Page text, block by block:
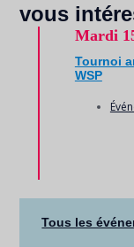
vous
Mardi
Tournoi
WSP
Tous les